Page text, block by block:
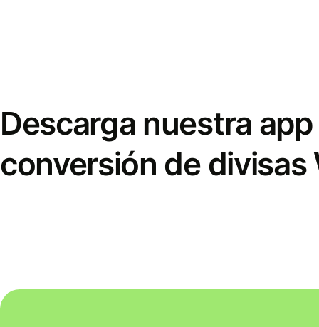
Descarga nuestra
conversión de divisas